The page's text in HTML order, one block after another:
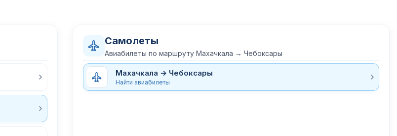
Самолеты
Авиабилеты по маршруту Махачкала → Чебоксары
Махачкала → Чебоксары
Найти авиабилеты